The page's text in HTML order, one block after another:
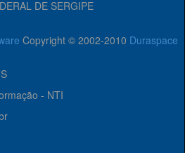
DE SERGIPE
Copyright © 2002-2010 Duraspace
- NTI